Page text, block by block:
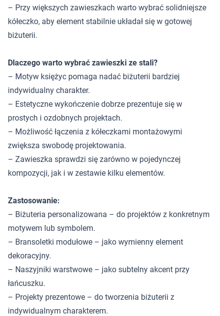
– Przy większych zawieszkach warto wybrać solidniejsze
kółeczko, aby element stabilnie układał się w gotowej
biżuterii.
Dlaczego warto wybrać zawieszki ze stali?
– Motyw księżyc pomaga nadać biżuterii bardziej
indywidualny charakter.
– Estetyczne wykończenie dobrze prezentuje się w
prostych i ozdobnych projektach.
– Możliwość łączenia z kółeczkami montażowymi
zwiększa swobodę projektowania.
– Zawieszka sprawdzi się zarówno w pojedynczej
kompozycji, jak i w zestawie kilku elementów.
Zastosowanie:
– Biżuteria personalizowana – do projektów z konkretnym
motywem lub symbolem.
– Bransoletki modułowe – jako wymienny element
dekoracyjny.
– Naszyjniki warstwowe – jako subtelny akcent przy
łańcuszku.
– Projekty prezentowe – do tworzenia biżuterii z
indywidualnym charakterem.